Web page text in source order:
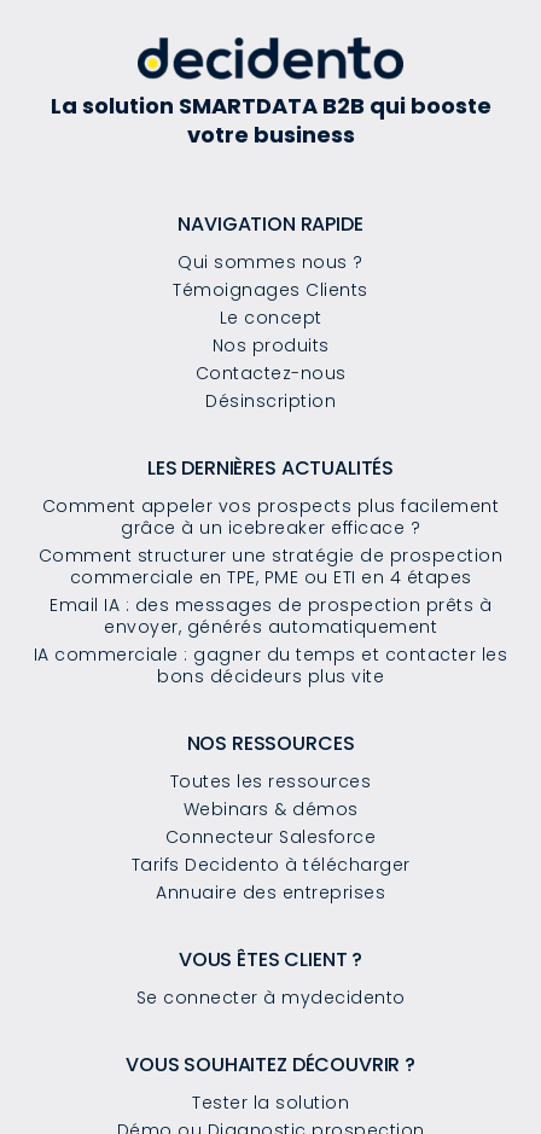
La solution SMARTDATA B2B qui booste
votre business
NAVIGATION RAPIDE
Qui sommes nous ?
Témoignages Clients
Le concept
Nos produits
Contactez-nous
Désinscription
LES DERNIÈRES ACTUALITÉS
Comment appeler vos prospects plus facilement
grâce à un icebreaker efficace ?
Comment structurer une stratégie de prospection
commerciale en TPE, PME ou ETI en 4 étapes
Email IA : des messages de prospection prêts à
envoyer, générés automatiquement
IA commerciale : gagner du temps et contacter les
bons décideurs plus vite
NOS RESSOURCES
Toutes les ressources
Webinars & démos
Connecteur Salesforce
Tarifs Decidento à télécharger
Annuaire des entreprises
VOUS ÊTES CLIENT ?
Se connecter à mydecidento
VOUS SOUHAITEZ DÉCOUVRIR ?
Tester la solution